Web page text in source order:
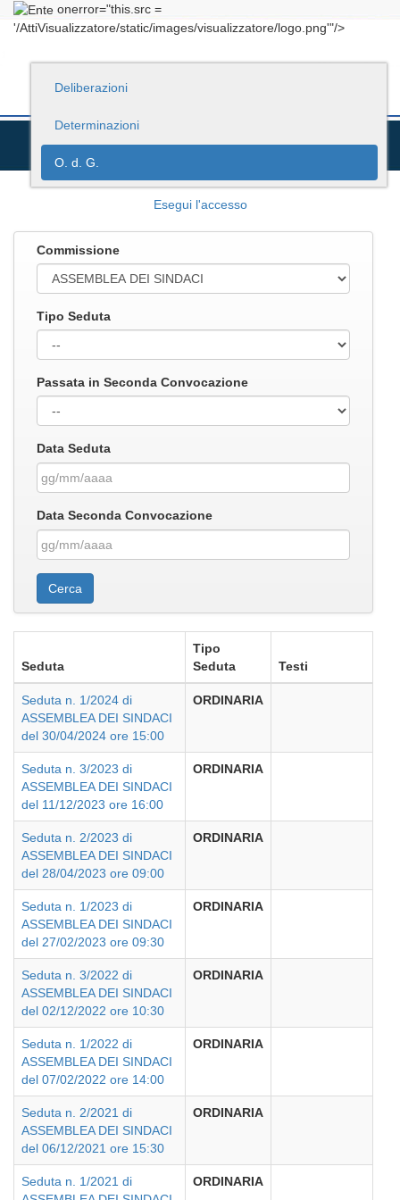
onerror="this.src =
'/AttiVisualizzatore/static/images/visualizzatore/logo.png'"/>
Deliberazioni
Determinazioni
O. d. G.
Esegui l'accesso
Commissione
Tipo Seduta
Passata in Seconda Convocazione
Data Seduta
Data Seconda Convocazione
Seduta
Tipo
Seduta
Testi
Seduta n. 1/2024 di
ASSEMBLEA DEI SINDACI
del 30/04/2024 ore 15:00
ORDINARIA
Seduta n. 3/2023 di
ASSEMBLEA DEI SINDACI
del 11/12/2023 ore 16:00
ORDINARIA
Seduta n. 2/2023 di
ASSEMBLEA DEI SINDACI
del 28/04/2023 ore 09:00
ORDINARIA
Seduta n. 1/2023 di
ASSEMBLEA DEI SINDACI
del 27/02/2023 ore 09:30
ORDINARIA
Seduta n. 3/2022 di
ASSEMBLEA DEI SINDACI
del 02/12/2022 ore 10:30
ORDINARIA
Seduta n. 1/2022 di
ASSEMBLEA DEI SINDACI
del 07/02/2022 ore 14:00
ORDINARIA
Seduta n. 2/2021 di
ASSEMBLEA DEI SINDACI
del 06/12/2021 ore 15:30
ORDINARIA
Seduta n. 1/2021 di
ORDINARIA